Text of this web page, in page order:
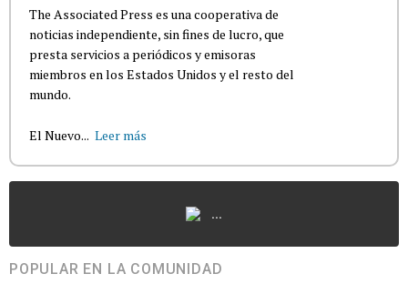
The Associated Press es una cooperativa de
noticias independiente, sin fines de lucro, que
presta servicios a periódicos y emisoras
miembros en los Estados Unidos y el resto del
mundo.
El Nuevo... Leer más
...
POPULAR EN LA COMUNIDAD